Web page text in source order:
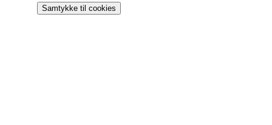
Samtykke til cookies